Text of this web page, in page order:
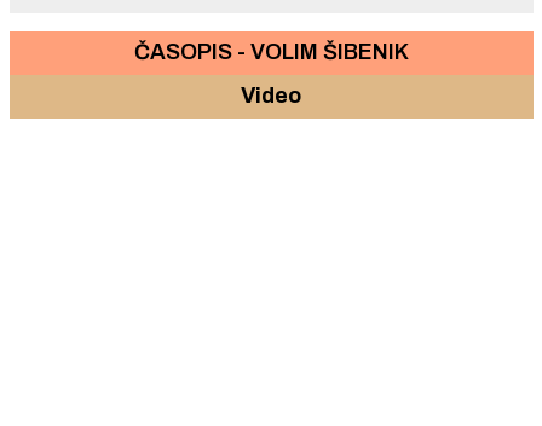
ČASOPIS - VOLIM ŠIBENIK
Video